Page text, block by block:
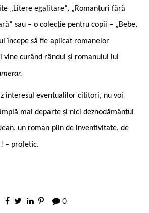
„Litere egalitare“, „Romanțuri fără
sau – o colecție pentru copii – „Bebe,
începe să fie aplicat romanelor
vine curând rândul și romanului lui
interesul eventualilor cititori, nu voi
mai departe și nici deznodământul
un roman plin de inventivitate, de
– profetic.
0